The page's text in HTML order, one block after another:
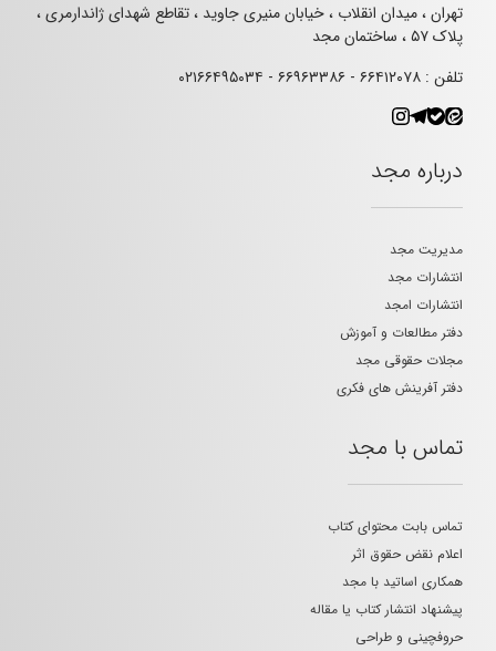
تهران ، میدان انقلاب ، خیابان منیری جاوید ، تقاطع شهدای ژاندارمری ،
پلاک ۵۷ ، ساختمان مجد
تلفن : ۶۶۴۱۲۰۷۸ - ۶۶۹۶۳۳۸۶ - ۰۲۱۶۶۴۹۵۰۳۴
درباره مجد
مدیریت مجد
انتشارات مجد
انتشارات امجد
دفتر مطالعات و آموزش
مجلات حقوقی مجد
دفتر آفرینش های فکری
تماس با مجد
تماس بابت محتوای کتاب
اعلام نقض حقوق اثر
همکاری اساتید با مجد
پیشنهاد انتشار کتاب یا مقاله
حروفچینی و طراحی